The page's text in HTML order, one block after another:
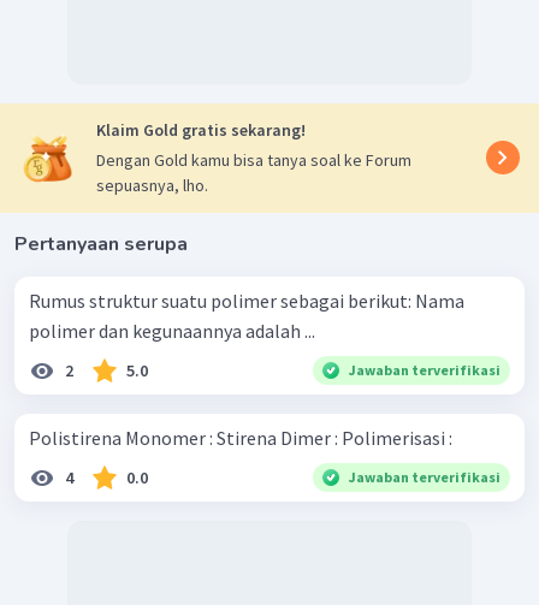
Klaim Gold gratis sekarang!
Dengan Gold kamu bisa tanya soal ke Forum
sepuasnya, lho.
Pertanyaan serupa
Rumus struktur suatu polimer sebagai berikut: Nama
polimer dan kegunaannya adalah ...
2 5.0 Jawaban terverifikasi
Polistirena Monomer : Stirena Dimer : Polimerisasi :
4 0.0 Jawaban terverifikasi